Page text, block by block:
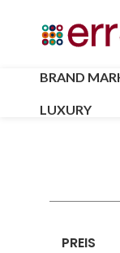
BRAND
LUXURY
PREIS